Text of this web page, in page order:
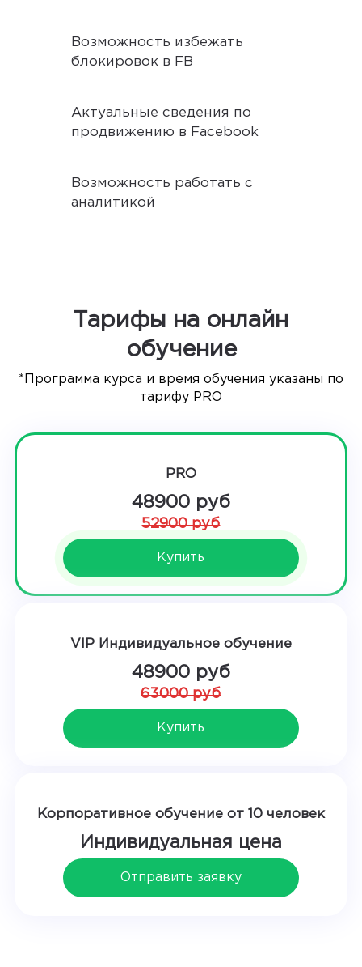
Возможность избежать
блокировок в FB
Актуальные сведения по
продвижению в Facebook
Возможность работать с
аналитикой
Тарифы на онлайн
обучение
*Программа курса и время обучения указаны по
тарифу PRO
PRO
48900 руб
52900 руб
Купить
VIP Индивидуальное обучение
48900 руб
63000 руб
Купить
Корпоративное обучение от 10 человек
Индивидуальная цена
Отправить заявку